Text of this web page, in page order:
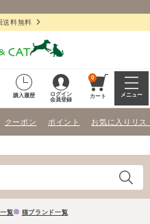
送料無料
購入履歴
ログイン
会員登録
0
カート メニュー
クーポン ポイント お気に入りリス
覧 猫ブランド一覧